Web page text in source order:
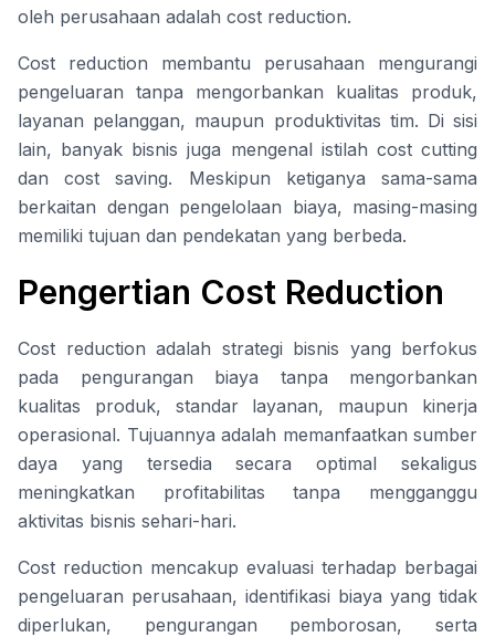
oleh perusahaan adalah cost reduction.
Cost reduction membantu perusahaan mengurangi
pengeluaran tanpa mengorbankan kualitas produk,
layanan pelanggan, maupun produktivitas tim. Di sisi
lain, banyak bisnis juga mengenal istilah cost cutting
dan cost saving. Meskipun ketiganya sama-sama
berkaitan dengan pengelolaan biaya, masing-masing
memiliki tujuan dan pendekatan yang berbeda.
Pengertian Cost Reduction
Cost reduction adalah strategi bisnis yang berfokus
pada pengurangan biaya tanpa mengorbankan
kualitas produk, standar layanan, maupun kinerja
operasional. Tujuannya adalah memanfaatkan sumber
daya yang tersedia secara optimal sekaligus
meningkatkan profitabilitas tanpa mengganggu
aktivitas bisnis sehari-hari.
Cost reduction mencakup evaluasi terhadap berbagai
pengeluaran perusahaan, identifikasi biaya yang tidak
diperlukan, pengurangan pemborosan, serta